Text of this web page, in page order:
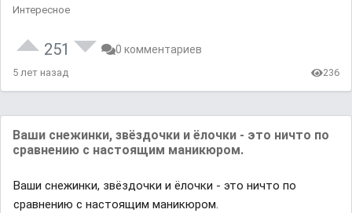
Интересное
251 0 комментариев
5 лет назад 236
Ваши снежинки, звёздочки и ёлочки - это ничто по
сравнению с настоящим маникюром.
Ваши снежинки, звёздочки и ёлочки - это ничто по
сравнению с настоящим маникюром.